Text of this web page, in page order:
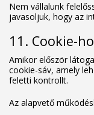
Nem vállalunk
javasoljuk, hogy az
11. Cookie-
Amikor először
cookie-sáv, amely
feletti kontrollt.
Az alapvető